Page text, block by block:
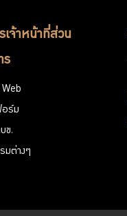
เจ้าหน้าที่ส่วน
ร
Web
อร์ม
ข.
มต่างๆ